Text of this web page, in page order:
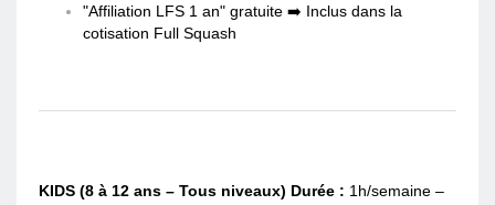
"Affiliation LFS 1 an" gratuite ➡️ Inclus dans la
cotisation Full Squash
KIDS (8 à 12 ans – Tous niveaux) Durée : 1h/semaine –